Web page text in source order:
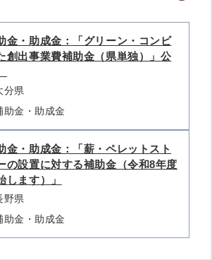
金・助成金：「グリーン・コンビ
創出事業費補助金（県単独）」公
分県
助金・助成金
金・助成金：「薪・ペレットスト
の設置に対する補助金（令和8年度
します）」
野県
助金・助成金